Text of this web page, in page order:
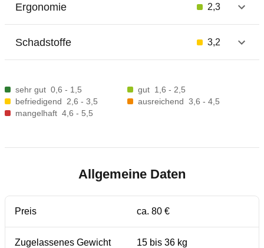
Ergonomie 2,3
Schadstoffe 3,2
sehr gut 0,6 - 1,5 gut 1,6 - 2,5
befriedigend
2,6 - 3,5 ausreichend 3,6 - 4,5
mangelhaft 4,6 - 5,5
Allgemeine Daten
Preis ca. 80 €
Zugelassenes Gewicht
15 bis 36 kg